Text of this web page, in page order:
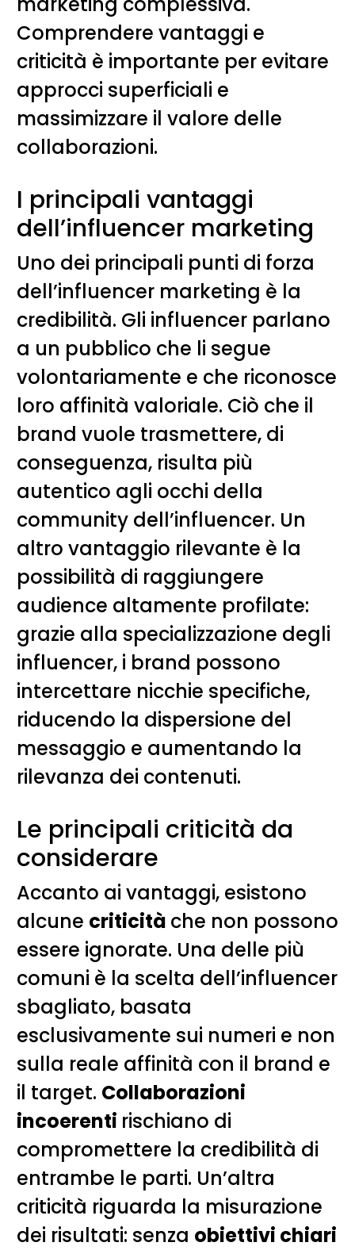
Comprendere vantaggi e
criticità è importante per evitare
approcci superficiali e
massimizzare il valore delle
collaborazioni.
I principali vantaggi
dell’influencer marketing
Uno dei principali punti di forza
dell’influencer marketing è la
credibilità. Gli influencer parlano
a un pubblico che li segue
volontariamente e che riconosce
loro affinità valoriale. Ciò che il
brand vuole trasmettere, di
conseguenza, risulta più
autentico agli occhi della
community dell’influencer. Un
altro vantaggio rilevante è la
possibilità di raggiungere
audience altamente profilate:
grazie alla specializzazione degli
influencer, i brand possono
intercettare nicchie specifiche,
riducendo la dispersione del
messaggio e aumentando la
rilevanza dei contenuti.
Le principali criticità da
considerare
Accanto ai vantaggi, esistono
alcune criticità che non possono
essere ignorate. Una delle più
comuni è la scelta dell’influencer
sbagliato, basata
esclusivamente sui numeri e non
sulla reale affinità con il brand e
il target. Collaborazioni
incoerenti rischiano di
compromettere la credibilità di
entrambe le parti. Un’altra
criticità riguarda la misurazione
dei risultati: senza obiettivi chiari